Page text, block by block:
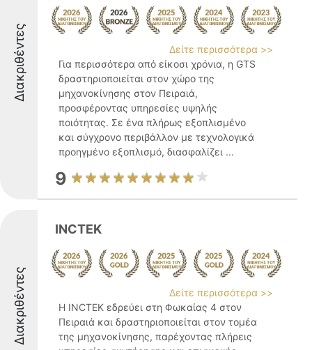
Διακριθέντες
Δείτε περισσότερα >>
Για περισσότερα από είκοσι χρόνια, η GTS
δραστηριοποιείται στον χώρο της
μηχανοκίνησης στον Πειραιά,
προσφέροντας υπηρεσίες υψηλής
ποιότητας. Σε ένα πλήρως εξοπλισμένο
και σύγχρονο περιβάλλον με τεχνολογικά
προηγμένο εξοπλισμό, διασφαλίζει ...
9
Διακριθέντες
INCTEK
Δείτε περισσότερα >>
Η INCTEK εδρεύει στη Φωκαίας 4 στον
Πειραιά και δραστηριοποιείται στον τομέα
της μηχανοκίνησης, παρέχοντας πλήρεις